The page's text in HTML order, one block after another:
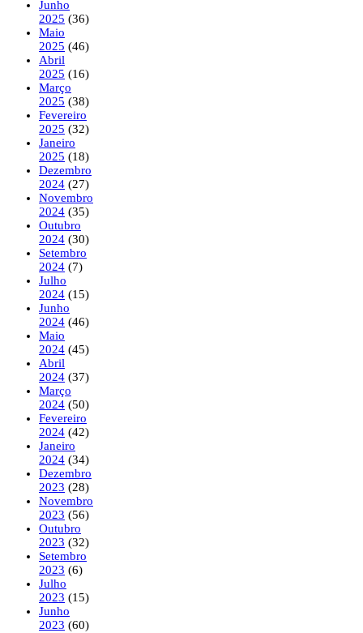
Junho
2025 (36)
Maio
2025 (46)
Abril
2025 (16)
Março
2025 (38)
Fevereiro
2025 (32)
Janeiro
2025 (18)
Dezembro
2024 (27)
Novembro
2024 (35)
Outubro
2024 (30)
Setembro
2024 (7)
Julho
2024 (15)
Junho
2024 (46)
Maio
2024 (45)
Abril
2024 (37)
Março
2024 (50)
Fevereiro
2024 (42)
Janeiro
2024 (34)
Dezembro
2023 (28)
Novembro
2023 (56)
Outubro
2023 (32)
Setembro
2023 (6)
Julho
2023 (15)
Junho
2023 (60)